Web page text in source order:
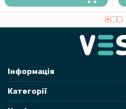
Чохол - накладка Ricco Camera
Інформація
Категорії